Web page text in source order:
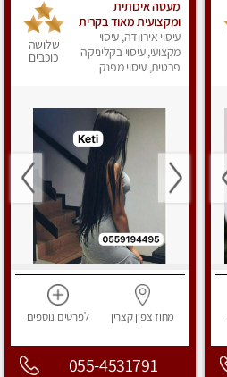
מעסה איכותית
ומקצועית מאוד בקרית
ביאליק
עיסוי אירוודה, עיסוי
מקצועי, עיסוי בקליניקה
פרטית, עיסוי מפנק
שלושה
כוכבים
מחוז צפוןקצרין לפרטים נוספים
055-4531791